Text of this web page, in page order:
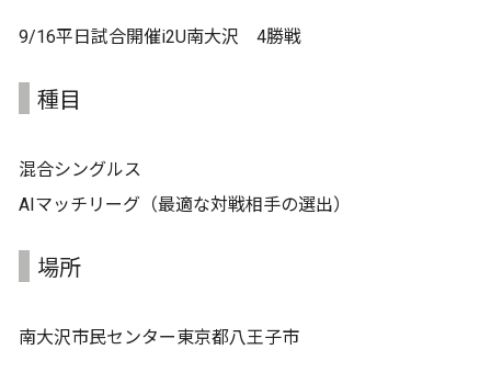
9/16平日試合開催i2U南大沢 4勝戦
種目
混合シングルス
AIマッチリーグ（最適な対戦相手の選出）
場所
南大沢市民センター東京都八王子市